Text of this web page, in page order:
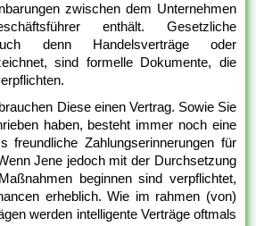
zwischen dem Unternehmen
enthält. Gesetzliche
denn Handelsverträge oder
sind formelle Dokumente, die
Diese einen Vertrag. Sowie Sie
haben, besteht immer noch eine
freundliche Zahlungserinnerungen für
Jene jedoch mit der Durchsetzung
beginnen sind verpflichtet,
erheblich. Wie im rahmen (von)
werden intelligente Verträge oftmals